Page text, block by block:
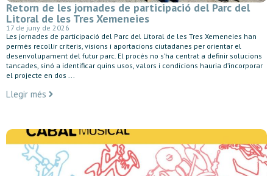
Retorn de les jornades de participació del Parc del
Litoral de les Tres Xemeneies
17 de juny de 2026
Les jornades de participació del Parc del Litoral de les Tres Xemeneies han
permès recollir criteris, visions i aportacions ciutadanes per orientar el
desenvolupament del futur parc. El procés no s’ha centrat a definir solucions
tancades, sinó a identificar quins usos, valors i condicions hauria d’incorporar
el projecte en dos ...
Llegir més